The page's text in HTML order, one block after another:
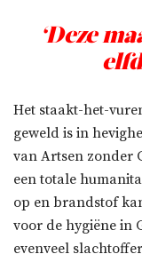
‘Deze
Het staakt-het-
geweld is in
van Artsen zonder
een totale
op en brandstof
voor de hygiëne in
evenveel